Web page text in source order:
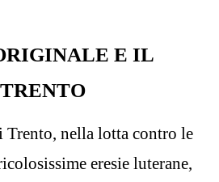
E IL
nella lotta contro le
eresie luterane,